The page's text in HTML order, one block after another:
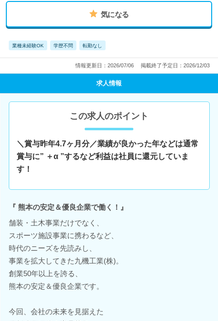
気になる
業種未経験OK 学歴不問 転勤なし
情報更新日：2026/07/06 掲載終了予定日：2026/12/03
求人情報
この求人のポイント
＼賞与昨年4.7ヶ月分／業績が良かった年などは通常
賞与に” ＋α ”するなど利益は社員に還元していま
す！
『 熊本の安定＆優良企業で働く！』
舗装・土木事業だけでなく、
スポーツ施設事業に携わるなど、
時代のニーズを先読みし、
事業を拡大してきた九機工業(株)。
創業50年以上を誇る、
熊本の安定＆優良企業です。
今回、会社の未来を見据えた